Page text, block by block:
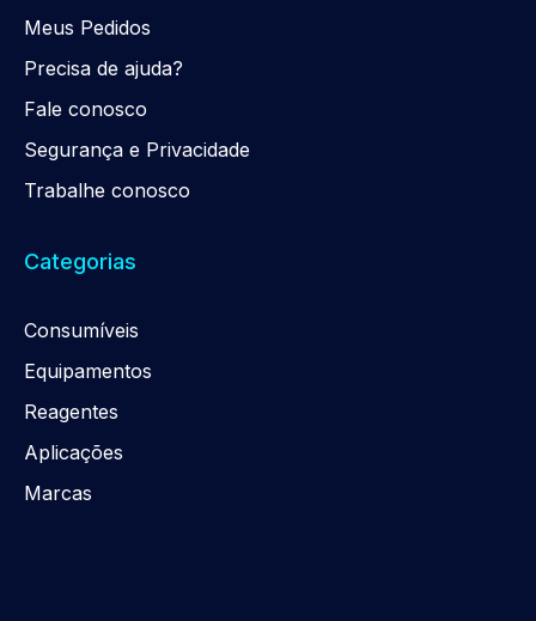
Meus Pedidos
Precisa de ajuda?
Fale conosco
Segurança e Privacidade
Trabalhe conosco
Categorias
Consumíveis
Equipamentos
Reagentes
Aplicações
Marcas